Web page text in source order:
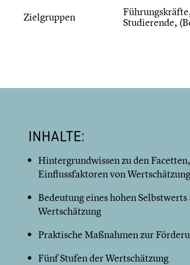
Zielgruppen
Studierende,
INHALTE:
Hintergrundwissen zu den
Einflussfaktoren von Wertschätzung
Bedeutung eines hohen
Wertschätzung
Praktische Maßnahmen zur
Fünf Stufen der Wertschätzung